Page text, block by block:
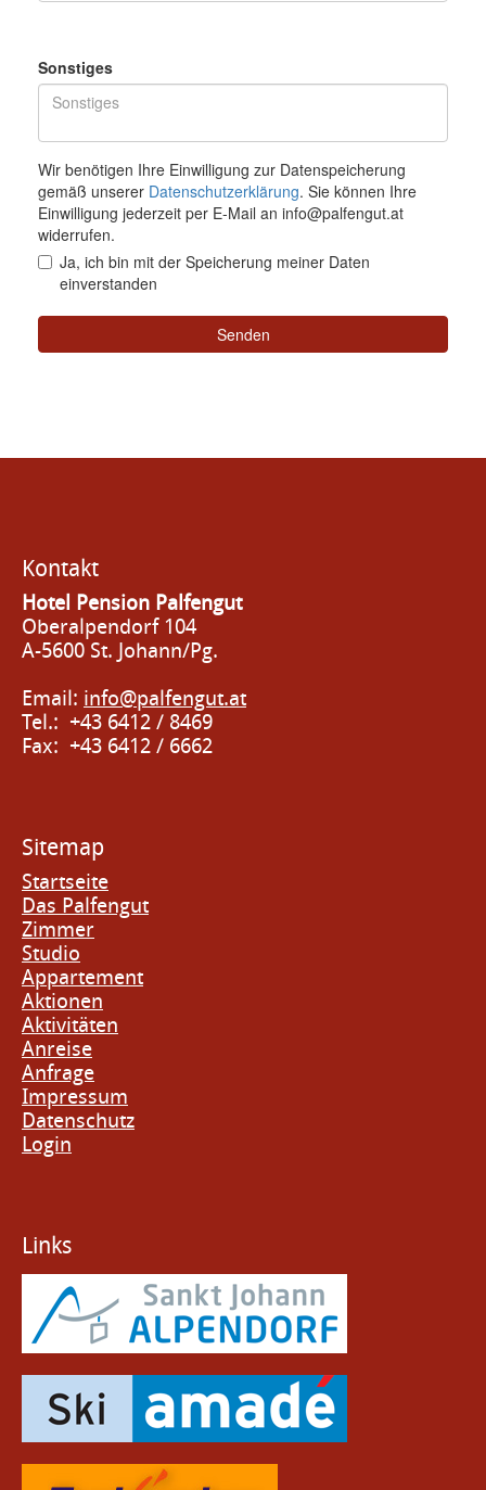
Kontakt
Hotel Pension Palfengut
Oberalpendorf 104
A-5600 St. Johann/Pg.
Email: info@palfengut.at
Tel.: +43 6412 / 8469
Fax: +43 6412 / 6662
Sitemap
Startseite
Das Palfengut
Zimmer
Studio
Appartement
Aktionen
Aktivitäten
Anreise
Anfrage
Impressum
Datenschutz
Login
Links